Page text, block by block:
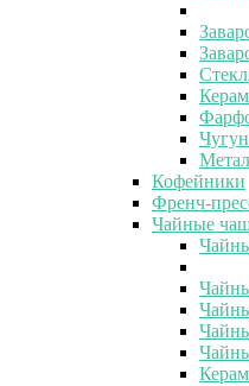
Кофейники
Френч-
Чайные